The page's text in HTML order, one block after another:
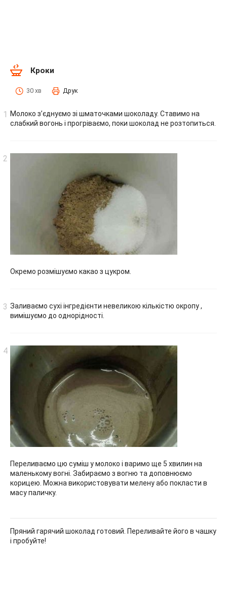
Кроки
30 хв Друк
Молоко з’єднуємо зі шматочками шоколаду. Ставимо на
слабкий вогонь і прогріваємо, поки шоколад не розтопиться.
Окремо розмішуємо какао з цукром.
Заливаємо сухі інгредієнти невеликою кількістю окропу ,
вимішуємо до однорідності.
Переливаємо цю суміш у молоко і варимо ще 5 хвилин на
маленькому вогні. Забираємо з вогню та доповнюємо
корицею. Можна використовувати мелену або покласти в
масу паличку.
Пряний гарячий шоколад готовий. Переливайте його в чашку
і пробуйте!